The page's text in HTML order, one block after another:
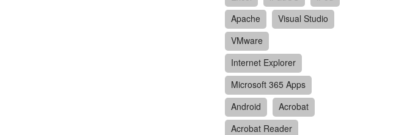
Apache
Visual Studio
VMware
Internet Explorer
Microsoft 365 Apps
Android
Acrobat
Acrobat Reader